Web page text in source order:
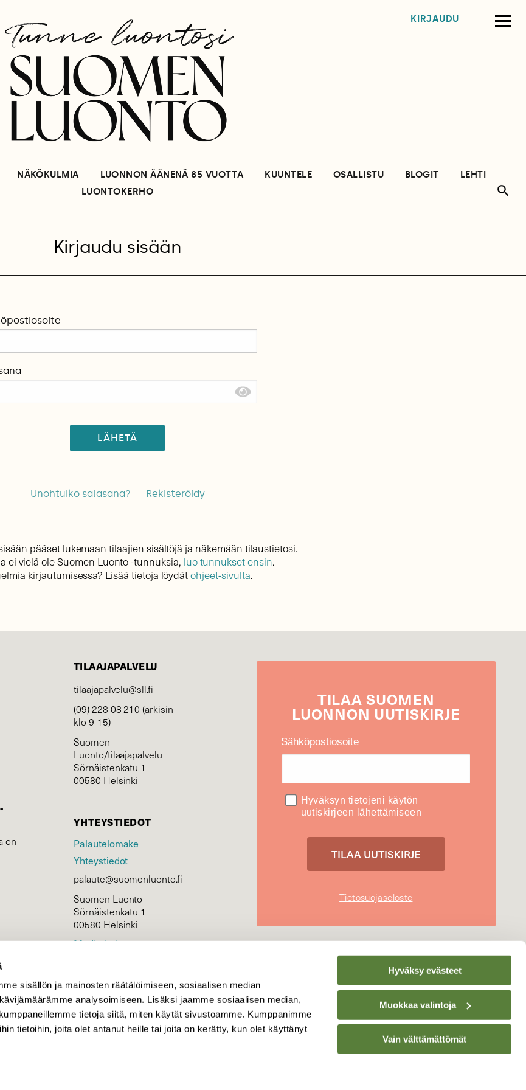
sisällön ja mainosten räätälöimiseen, sosiaalisen median
analysoimiseen. Lisäksi jaamme sosiaalisen median,
tietoja siitä, miten käytät sivustoamme. Kumppanimme
tietoihin, joita olet antanut heille tai joita on kerätty, kun olet käyttänyt
Hyväksy evästeet
Muokkaa valintoja
Vain välttämättömät
KIRJAUDU
NÄKÖKULMIA LUONNON ÄÄNENÄ 85 VUOTTA KUUNTELE OSALLISTU BLOGIT
LEHTI
LUONTOKERHO
Kirjaudu sisään
LÄHETÄ
Unohtuiko salasana? Rekisteröidy
pääset lukemaan tilaajien sisältöjä ja näkemään tilaustietosi.
ei vielä ole Suomen Luonto -tunnuksia, luo tunnukset ensin.
kirjautumisessa? Lisää tietoja löydätohjeet-sivulta.
on
TILAAJAPALVELU
tilaajapalvelu@sll.fi
(09) 228 08 210 (arkisin
klo 9-15)
Suomen
Luonto/tilaajapalvelu
Sörnäistenkatu 1
00580 Helsinki
YHTEYSTIEDOT
Palautelomake
Yhteystiedot
palaute@suomenluonto.fi
Suomen Luonto
Sörnäistenkatu 1
00580 Helsinki
Mediatiedot
KIRJAUDU
TILAASUOMEN
LUONNON UUTIS­KIRJE
Sähköpostiosoite
Hyväksyn tietojeni käytön
uutiskirjeen lähettämiseen
Tietosuojaseloste